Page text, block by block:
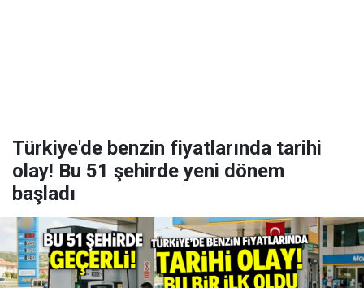
Türkiye'de benzin fiyatlarında tarihi
olay! Bu 51 şehirde yeni dönem
başladı